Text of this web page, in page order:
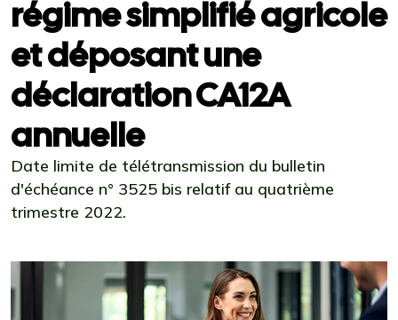
régime simplifié agricole
et déposant une
déclaration CA12A
annuelle
Date limite de télétransmission du bulletin
d'échéance n° 3525 bis relatif au quatrième
trimestre 2022.